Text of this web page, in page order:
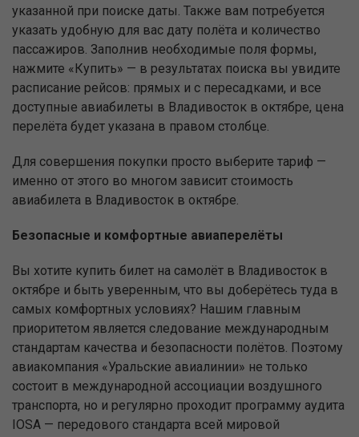
указанной при поиске даты. Также вам потребуется
указать удобную для вас дату полёта и количество
пассажиров. Заполнив необходимые поля формы,
нажмите «Купить» — в результатах поиска вы увидите
расписание рейсов: прямых и с пересадками, и все
доступные авиабилеты в Владивосток в октябре, цена
перелёта будет указана в правом столбце.
Для совершения покупки просто выберите тариф —
именно от этого во многом зависит стоимость
авиабилета в Владивосток в октябре.
Безопасные и комфортные авиаперелёты
Вы хотите купить билет на самолёт в Владивосток в
октябре и быть уверенным, что вы доберётесь туда в
самых комфортных условиях? Нашим главным
приоритетом является следование международным
стандартам качества и безопасности полётов. Поэтому
авиакомпания «Уральские авиалинии» не только
состоит в международной ассоциации воздушного
транспорта, но и регулярно проходит программу аудита
IOSA — передового стандарта всей мировой